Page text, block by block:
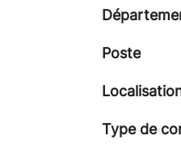
Poste
Type de